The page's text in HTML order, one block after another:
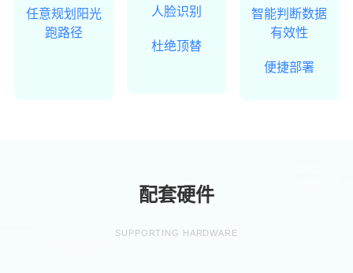
任意规划阳光
跑路径
人脸识别
杜绝顶替
智能判断数据
有效性
便捷部署
配套硬件
SUPPORTING HARDWARE